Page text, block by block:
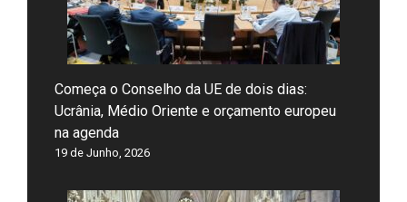
Começa o Conselho da UE de dois dias:
Ucrânia, Médio Oriente e orçamento europeu
na agenda
19 de Junho, 2026